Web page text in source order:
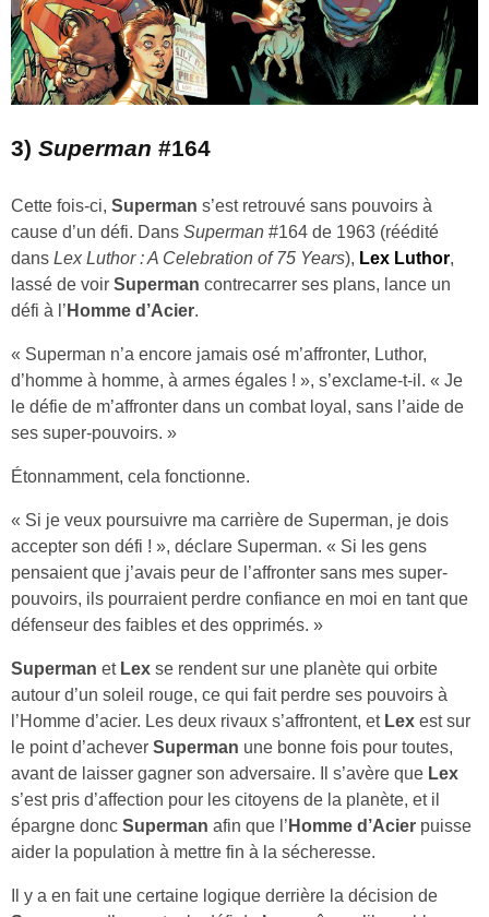
3) Superman #164
Cette fois-ci, Superman s’est retrouvé sans pouvoirs à
cause d’un défi. Dans Superman #164 de 1963 (réédité
dans Lex Luthor : A Celebration of 75 Years), Lex Luthor,
lassé de voir Superman contrecarrer ses plans, lance un
défi à l’ Homme d’Acier.
« Superman n’a encore jamais osé m’affronter, Luthor,
d’homme à homme, à armes égales ! », s’exclame-t-il. « Je
le défie de m’affronter dans un combat loyal, sans l’aide de
ses super-pouvoirs. »
Étonnamment, cela fonctionne.
« Si je veux poursuivre ma carrière de Superman, je dois
accepter son défi ! », déclare Superman. « Si les gens
pensaient que j’avais peur de l’affronter sans mes super-
pouvoirs, ils pourraient perdre confiance en moi en tant que
défenseur des faibles et des opprimés. »
Superman et Lex se rendent sur une planète qui orbite
autour d’un soleil rouge, ce qui fait perdre ses pouvoirs à
l’Homme d’acier. Les deux rivaux s’affrontent, et Lex est sur
le point d’achever Superman une bonne fois pour toutes,
avant de laisser gagner son adversaire. Il s’avère que Lex
s’est pris d’affection pour les citoyens de la planète, et il
épargne donc Superman afin que l’ Homme d’Acier puisse
aider la population à mettre fin à la sécheresse.
Il y a en fait une certaine logique derrière la décision de